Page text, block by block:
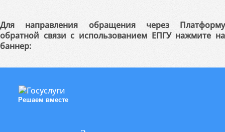
Для направления обращения через Платформу
обратной связи с использованием ЕПГУ нажмите на
баннер:
Решаем вместе